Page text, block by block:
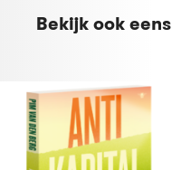
Bekijk ook eens